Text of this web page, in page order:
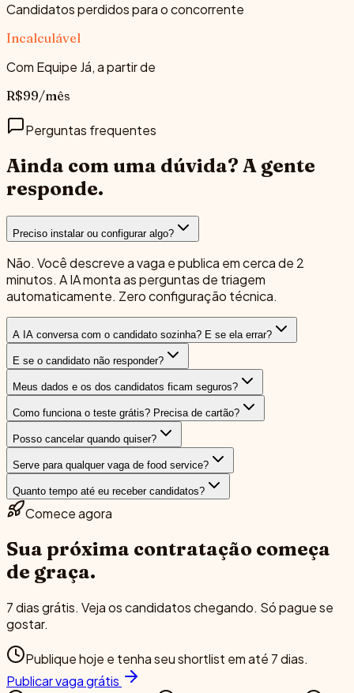
Candidatos perdidos para o concorrente
Incalculável
Com Equipe Já, a partir de
R$99/mês
Perguntas frequentes
Ainda com uma dúvida? A gente
responde.
Preciso instalar ou configurar algo?
Não. Você descreve a vaga e publica em cerca de 2
minutos. A IA monta as perguntas de triagem
automaticamente. Zero configuração técnica.
A IA conversa com o candidato sozinha? E se ela errar?
E se o candidato não responder?
Meus dados e os dos candidatos ficam seguros?
Como funciona o teste grátis? Precisa de cartão?
Posso cancelar quando quiser?
Serve para qualquer vaga de food service?
Quanto tempo até eu receber candidatos?
Comece agora
Sua próxima contratação começa
de graça.
7 dias grátis. Veja os candidatos chegando. Só pague se
gostar.
Publique hoje e tenha seu shortlist em até 7 dias.
Publicar vaga grátis